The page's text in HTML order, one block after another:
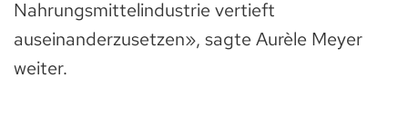
Nahrungsmittelindustrie vertieft
auseinanderzusetzen», sagte Aurèle Meyer
weiter.